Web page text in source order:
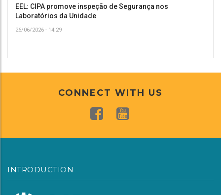
EEL: CIPA promove inspeção de Segurança nos
Laboratórios da Unidade
26/06/2026 - 14:29
CONNECT WITH US
INTRODUCTION